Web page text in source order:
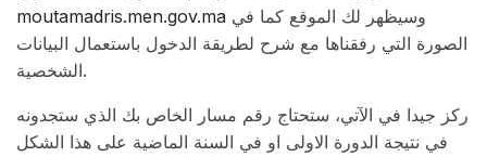
moutamadris.men.gov.ma
الصورة التي رفقناها مع شرح لطريقة الدخول باستعمال البيانات
الشخصية.
ركز جيدا في الآتي، ستحتاج رقم مسار الخاص بك الذي ستجدونه
في نتيجة الدورة الاولى او في السنة الماضية على هذا الشكل